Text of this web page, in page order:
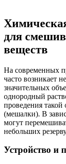
для
веществ
На современных
часто возникает
значительных
однородный
проведения
(мешалки). В
могут
небольших
Устройство и